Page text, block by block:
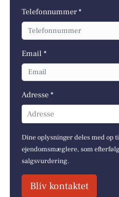
Telefonnummer *
Email *
Adresse *
Adresse
Dine oplysninger deles med op
ejendomsmæglere, som
salgsvurdering.
Bliv kontaktet